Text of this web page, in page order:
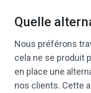
Quelle
Nous préférons
cela ne se produit
en place une
nos clients. Cette